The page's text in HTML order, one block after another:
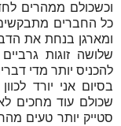
וכשכולם ממהרים
כל החברים
ומארגן בנחת את
שלושה זוגות
להכניס יותר מדי
בסיום אני יורד
שכולם עוד מחכים
סטייק יותר טעים